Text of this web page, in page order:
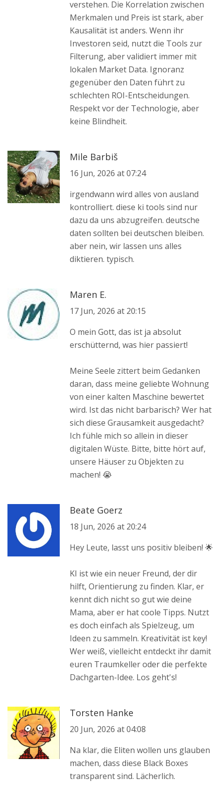
verstehen. Die Korrelation zwischen
Merkmalen und Preis ist stark, aber
Kausalität ist anders. Wenn ihr
Investoren seid, nutzt die Tools zur
Filterung, aber validiert immer mit
lokalen Market Data. Ignoranz
gegenüber den Daten führt zu
schlechten ROI-Entscheidungen.
Respekt vor der Technologie, aber
keine Blindheit.
Mile Barbiš
16 Jun, 2026 at 07:24
irgendwann wird alles von ausland
kontrolliert. diese ki tools sind nur
dazu da uns abzugreifen. deutsche
daten sollten bei deutschen bleiben.
aber nein, wir lassen uns alles
diktieren. typisch.
Maren E.
17 Jun, 2026 at 20:15
O mein Gott, das ist ja absolut
erschütternd, was hier passiert!
Meine Seele zittert beim Gedanken
daran, dass meine geliebte Wohnung
von einer kalten Maschine bewertet
wird. Ist das nicht barbarisch? Wer hat
sich diese Grausamkeit ausgedacht?
Ich fühle mich so allein in dieser
digitalen Wüste. Bitte, bitte hört auf,
unsere Häuser zu Objekten zu
machen! 😭
Beate Goerz
18 Jun, 2026 at 20:24
Hey Leute, lasst uns positiv bleiben! 🌟
KI ist wie ein neuer Freund, der dir
hilft, Orientierung zu finden. Klar, er
kennt dich nicht so gut wie deine
Mama, aber er hat coole Tipps. Nutzt
es doch einfach als Spielzeug, um
Ideen zu sammeln. Kreativität ist key!
Wer weiß, vielleicht entdeckt ihr damit
euren Traumkeller oder die perfekte
Dachgarten-Idee. Los geht's!
Torsten Hanke
20 Jun, 2026 at 04:08
Na klar, die Eliten wollen uns glauben
machen, dass diese Black Boxes
transparent sind. Lächerlich.